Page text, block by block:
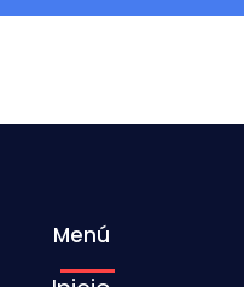
Menú